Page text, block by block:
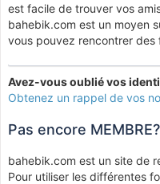
est facile de trouver vos
bahebik.com est un moyen
vous pouvez rencontrer des
Avez-vous oublié vos
Obtenez un rappel de vos
Pas encore MEMBRE?
bahebik.com est un site de
Pour utiliser les différentes